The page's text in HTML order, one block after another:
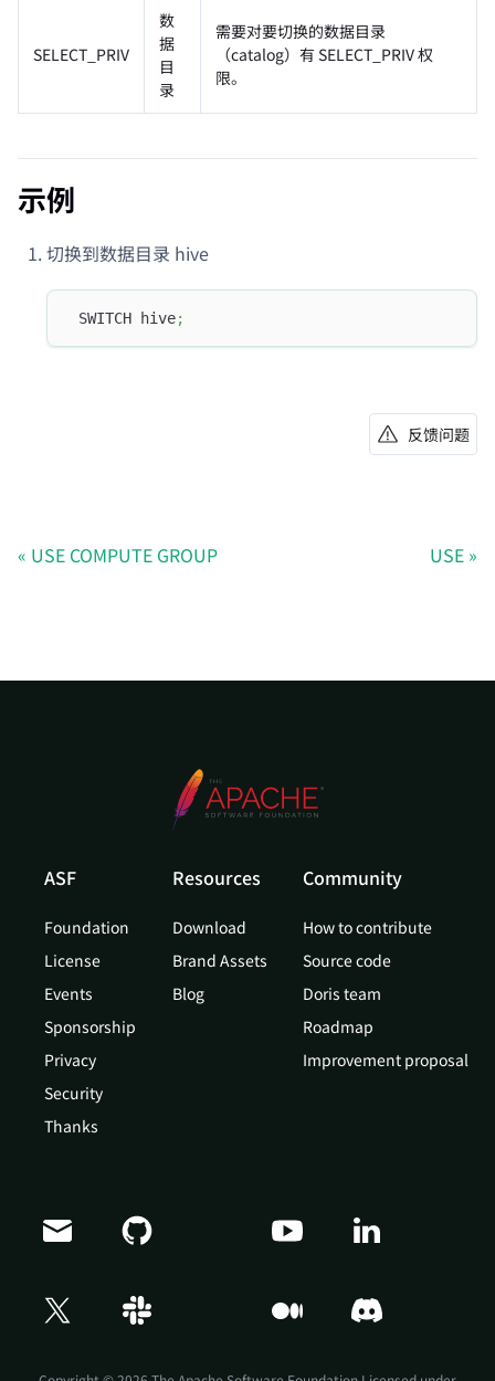
SELECT_PRIV
数
据
目
录
需要对要切换的数据目录
（catalog）有 SELECT_PRIV 权
限。
示例
切换到数据目录 hive
SWITCH hive;
反馈问题
USE COMPUTE GROUP USE
ASF
Foundation
License
Events
Sponsorship
Privacy
Security
Thanks
Resources
Download
Brand Assets
Blog
Community
How to contribute
Source code
Doris team
Roadmap
Improvement proposal
Doris Summit 26